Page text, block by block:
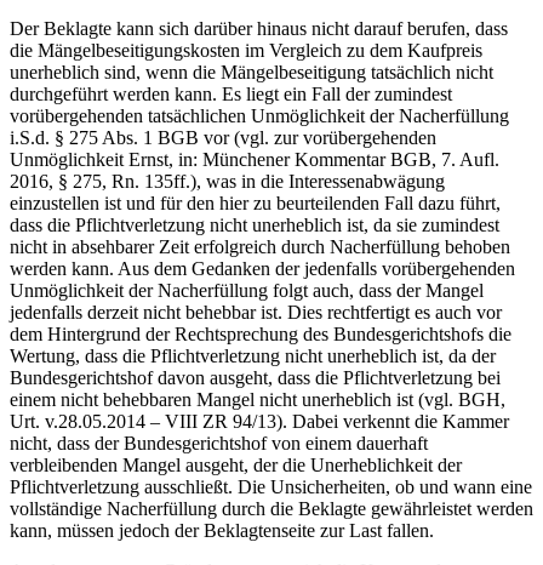
Der Beklagte kann sich darüber hinaus nicht darauf berufen, dass
die Mängelbeseitigungskosten im Vergleich zu dem Kaufpreis
unerheblich sind, wenn die Mängelbeseitigung tatsächlich nicht
durchgeführt werden kann. Es liegt ein Fall der zumindest
vorübergehenden tatsächlichen Unmöglichkeit der Nacherfüllung
i.S.d. § 275 Abs. 1 BGB vor (vgl. zur vorübergehenden
Unmöglichkeit Ernst, in: Münchener Kommentar BGB, 7. Aufl.
2016, § 275, Rn. 135ff.), was in die Interessenabwägung
einzustellen ist und für den hier zu beurteilenden Fall dazu führt,
dass die Pflichtverletzung nicht unerheblich ist, da sie zumindest
nicht in absehbarer Zeit erfolgreich durch Nacherfüllung behoben
werden kann. Aus dem Gedanken der jedenfalls vorübergehenden
Unmöglichkeit der Nacherfüllung folgt auch, dass der Mangel
jedenfalls derzeit nicht behebbar ist. Dies rechtfertigt es auch vor
dem Hintergrund der Rechtsprechung des Bundesgerichtshofs die
Wertung, dass die Pflichtverletzung nicht unerheblich ist, da der
Bundesgerichtshof davon ausgeht, dass die Pflichtverletzung bei
einem nicht behebbaren Mangel nicht unerheblich ist (vgl. BGH,
Urt. v.28.05.2014 – VIII ZR 94/13). Dabei verkennt die Kammer
nicht, dass der Bundesgerichtshof von einem dauerhaft
verbleibenden Mangel ausgeht, der die Unerheblichkeit der
Pflichtverletzung ausschließt. Die Unsicherheiten, ob und wann eine
vollständige Nacherfüllung durch die Beklagte gewährleistet werden
kann, müssen jedoch der Beklagtenseite zur Last fallen.